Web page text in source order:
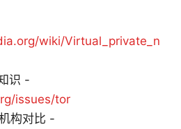
wiki/Virtual_private_n
识 -
issues/tor
构对比 -